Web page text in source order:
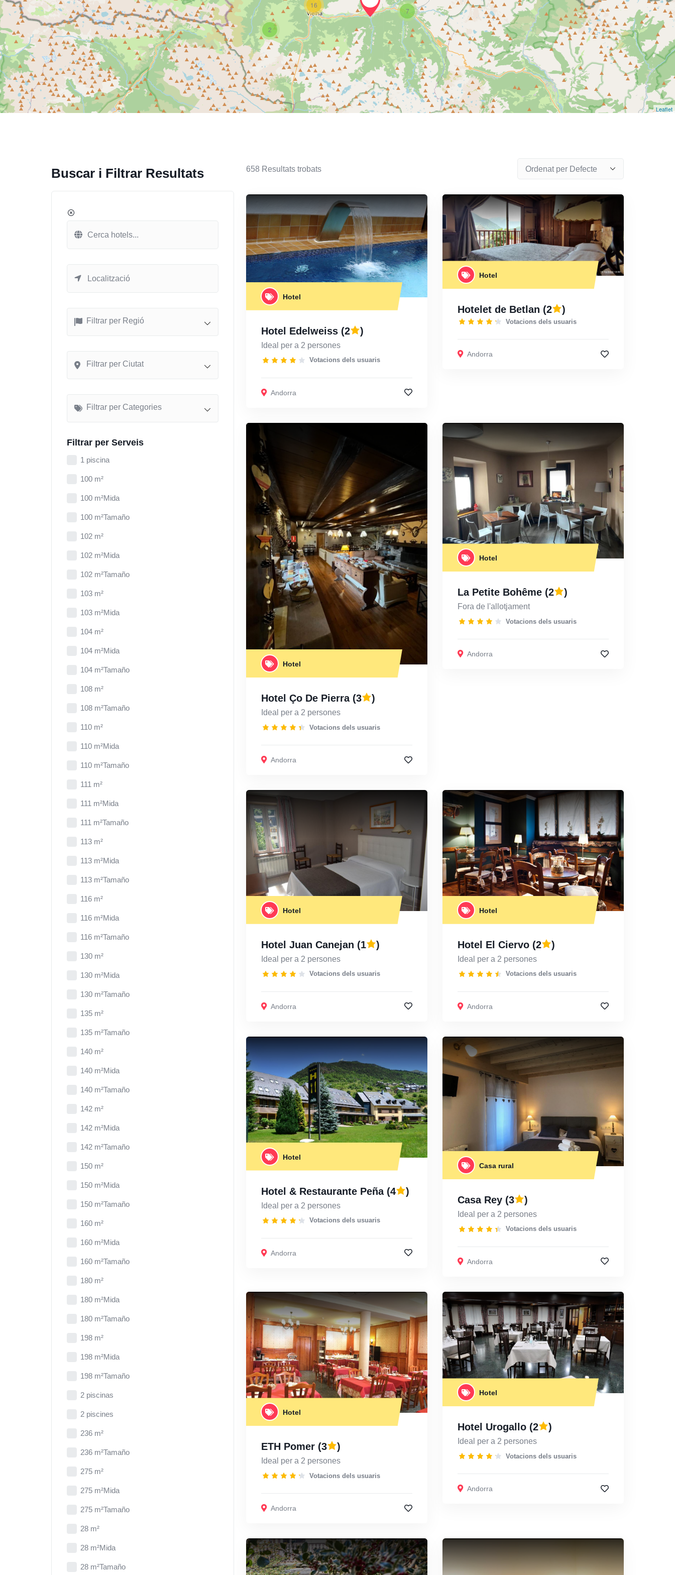
7
2
16
Leaflet
Buscar i Filtrar Resultats
Filtrar per Regió
Filtrar per Ciutat
Filtrar per Categories
Filtrar per Serveis
1 piscina
100 m²
100 m²Mida
100 m²Tamaño
102 m²
102 m²Mida
102 m²Tamaño
103 m²
103 m²Mida
104 m²
104 m²Mida
104 m²Tamaño
108 m²
108 m²Tamaño
110 m²
110 m²Mida
110 m²Tamaño
111 m²
111 m²Mida
111 m²Tamaño
113 m²
113 m²Mida
113 m²Tamaño
116 m²
116 m²Mida
116 m²Tamaño
130 m²
130 m²Mida
130 m²Tamaño
135 m²
135 m²Tamaño
140 m²
140 m²Mida
140 m²Tamaño
142 m²
142 m²Mida
142 m²Tamaño
150 m²
150 m²Mida
150 m²Tamaño
160 m²
160 m²Mida
160 m²Tamaño
180 m²
180 m²Mida
180 m²Tamaño
198 m²
198 m²Mida
198 m²Tamaño
2 piscinas
2 piscines
236 m²
236 m²Tamaño
275 m²
275 m²Mida
275 m²Tamaño
28 m²
28 m²Mida
28 m²Tamaño
658 Resultats trobats
Hotel
Hotel Edelweiss(2 )
Ideal per a 2 persones
Votacions dels usuaris
Andorra
Hotel
Hotelet de Betlan (2 )
Votacions dels usuaris
Andorra
Hotel
Hotel Ço De Pierra(3 )
Ideal per a 2 persones
Votacions dels usuaris
Andorra
Hotel
La Petite Bohême(2 )
Fora de l'allotjament
Votacions dels usuaris
Andorra
Hotel
Hotel Juan Canejan (1 )
Ideal per a 2 persones
Votacions dels usuaris
Andorra
Hotel
Hotel El Ciervo(2 )
Ideal per a 2 persones
Votacions dels usuaris
Andorra
Hotel
Hotel & Restaurante Peña(4 )
Ideal per a 2 persones
Votacions dels usuaris
Andorra
Casa rural
Casa Rey(3 )
Ideal per a 2 persones
Votacions dels usuaris
Andorra
Hotel
ETH Pomer(3 )
Ideal per a 2 persones
Votacions dels usuaris
Andorra
Hotel
Hotel Urogallo(2 )
Ideal per a 2 persones
Votacions dels usuaris
Andorra